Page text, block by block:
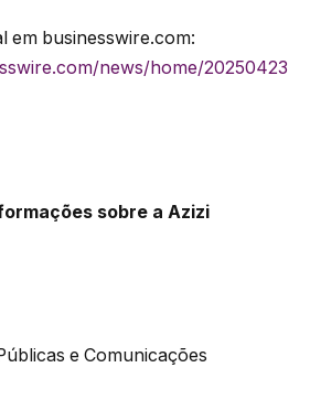
em businesswire.com:
news/home/20250423
sobre a Azizi
e Comunicações